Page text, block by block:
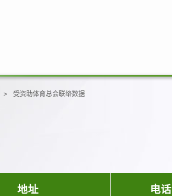
受资助体育总会联络数据
地址 电话